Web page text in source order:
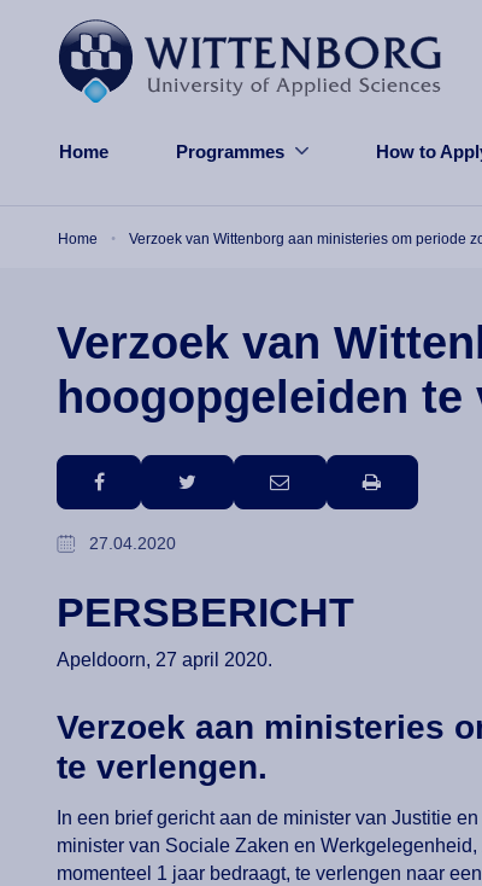
Home Programmes How to
Home Verzoek van Wittenborg aan ministeries om periode
Verzoek van
hoogopgeleiden te
facebook twitter email print
27.04.2020
PERSBERICHT
Apeldoorn, 27 april 2020.
Verzoek aan ministeries
te verlengen.
In een brief gericht aan de minister van Justitie
minister van Sociale Zaken en
momenteel 1 jaar bedraagt, te verlengen naar